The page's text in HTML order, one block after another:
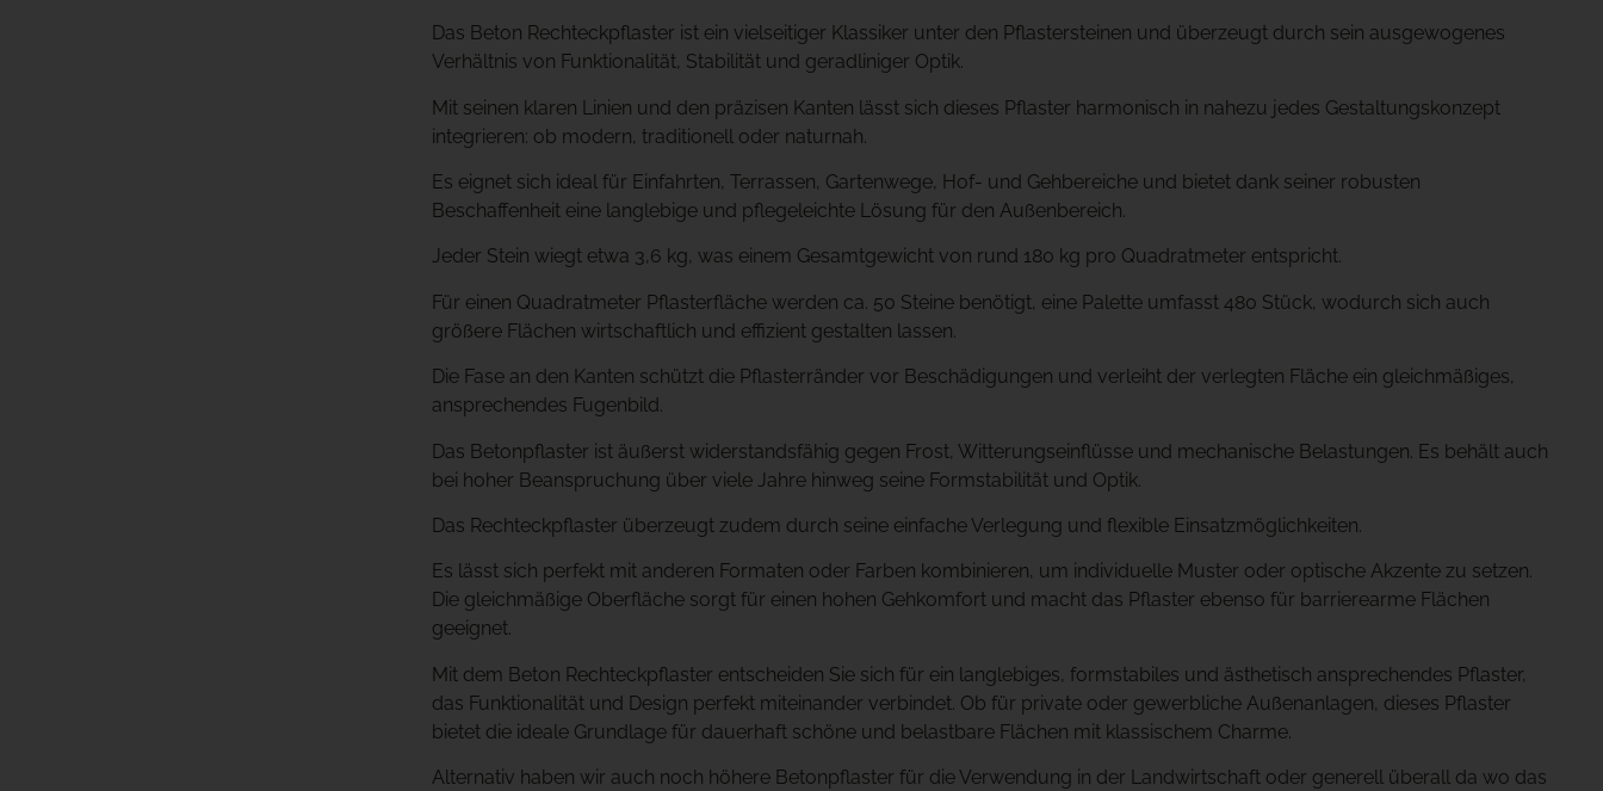
Das Beton Rechteckpflaster ist ein vielseitiger Klassiker unter den Pflastersteinen und überzeugt durch sein ausgewogenes
Verhältnis von Funktionalität, Stabilität und geradliniger Optik.
Mit seinen klaren Linien und den präzisen Kanten lässt sich dieses Pflaster harmonisch in nahezu jedes Gestaltungskonzept
integrieren: ob modern, traditionell oder naturnah.
Es eignet sich ideal für Einfahrten, Terrassen, Gartenwege, Hof- und Gehbereiche und bietet dank seiner robusten
Beschaffenheit eine langlebige und pflegeleichte Lösung für den Außenbereich.
Jeder Stein wiegt etwa 3,6 kg, was einem Gesamtgewicht von rund 180 kg pro Quadratmeter entspricht.
Für einen Quadratmeter Pflasterfläche werden ca. 50 Steine benötigt, eine Palette umfasst 480 Stück, wodurch sich auch
größere Flächen wirtschaftlich und effizient gestalten lassen.
Die Fase an den Kanten schützt die Pflasterränder vor Beschädigungen und verleiht der verlegten Fläche ein gleichmäßiges,
ansprechendes Fugenbild.
Das Betonpflaster ist äußerst widerstandsfähig gegen Frost, Witterungseinflüsse und mechanische Belastungen. Es behält auch
bei hoher Beanspruchung über viele Jahre hinweg seine Formstabilität und Optik.
Das Rechteckpflaster überzeugt zudem durch seine einfache Verlegung und flexible Einsatzmöglichkeiten.
Es lässt sich perfekt mit anderen Formaten oder Farben kombinieren, um individuelle Muster oder optische Akzente zu setzen.
Die gleichmäßige Oberfläche sorgt für einen hohen Gehkomfort und macht das Pflaster ebenso für barrierearme Flächen
geeignet.
Mit dem Beton Rechteckpflaster entscheiden Sie sich für ein langlebiges, formstabiles und ästhetisch ansprechendes Pflaster,
das Funktionalität und Design perfekt miteinander verbindet. Ob für private oder gewerbliche Außenanlagen, dieses Pflaster
bietet die ideale Grundlage für dauerhaft schöne und belastbare Flächen mit klassischem Charme.
Alternativ haben wir auch noch höhere Betonpflaster für die Verwendung in der Landwirtschaft oder generell überall da wo das